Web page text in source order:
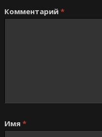
Комментарий *
Имя *